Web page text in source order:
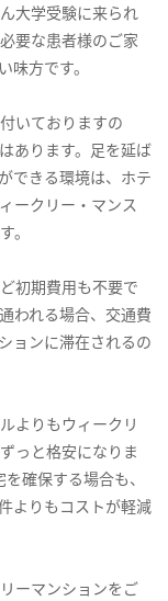
大学受験に来られ
要な患者様のご家
方です。
いておりますの
あります。足を延ば
できる環境は、ホテ
ークリー・マンス
。
初期費用も不要で
われる場合、交通費
ョンに滞在されるの
よりもウィークリ
っと格安になりま
確保する場合も、
よりもコストが軽減
ーマンションをご